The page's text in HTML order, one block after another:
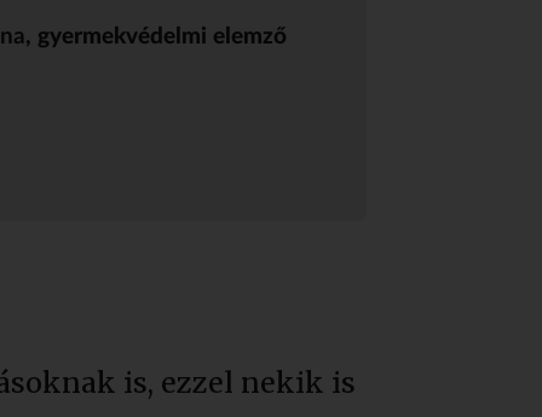
, gyermekvédelmi elemző
is, ezzel nekik is